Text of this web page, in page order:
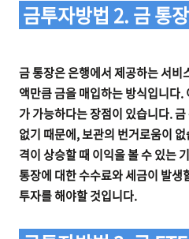
금투자방법 2. 금 통장
금 통장은 은행에서 제공하는 서비
액만큼 금을 매입하는 방식입니다
가 가능하다는 장점이 있습니다.
없기 때문에, 보관의 번거로움이
격이 상승할 때 이익을 볼 수 있는
통장에 대한 수수료와 세금이 발생
투자를 해야할 것입니다.